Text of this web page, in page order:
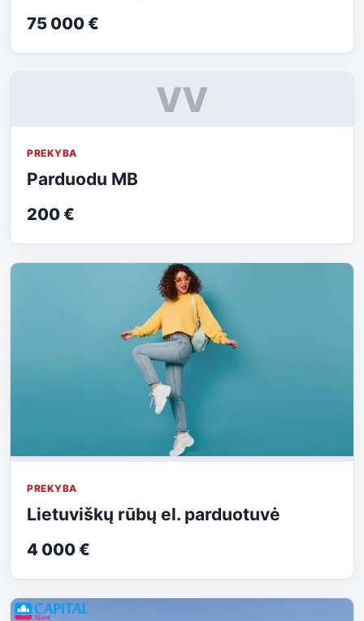
75 000 €
VV
PREKYBA
Parduodu MB
200 €
PREKYBA
Lietuviškų rūbų el. parduotuvė
4 000 €